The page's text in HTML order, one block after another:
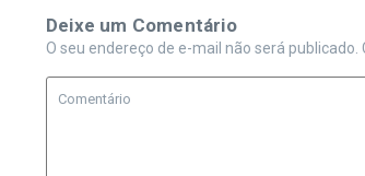
Deixe um Comentário
O seu endereço de e-mail não será publicado.